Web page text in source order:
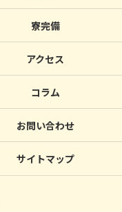
寮完備
アクセス
コラム
お問い合わせ
サイトマップ